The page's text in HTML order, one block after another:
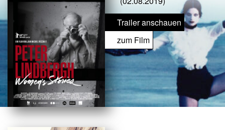
Trailer anschauen
zum Film